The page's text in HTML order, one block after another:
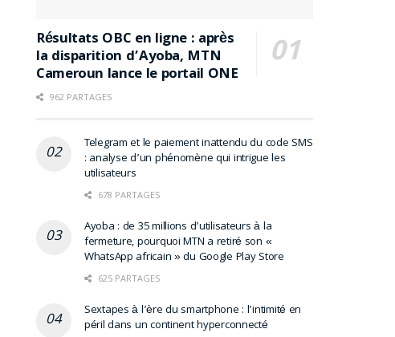
Résultats OBC en ligne : après
la disparition d’Ayoba, MTN
Cameroun lance le portail ONE
962 PARTAGES
Telegram et le paiement inattendu du code SMS
: analyse d’un phénomène qui intrigue les
utilisateurs
678 PARTAGES
Ayoba : de 35 millions d’utilisateurs à la
fermeture, pourquoi MTN a retiré son «
WhatsApp africain » du Google Play Store
625 PARTAGES
Sextapes à l’ère du smartphone : l’intimité en
péril dans un continent hyperconnecté